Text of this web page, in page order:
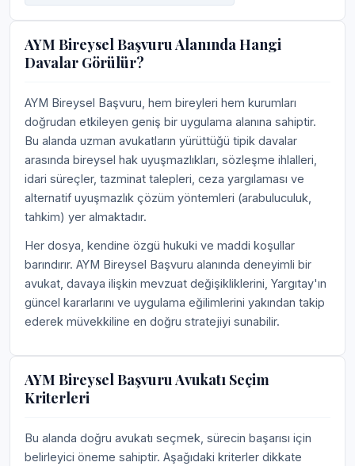
AYM Bireysel Başvuru Alanında Hangi
Davalar Görülür?
AYM Bireysel Başvuru, hem bireyleri hem kurumları
doğrudan etkileyen geniş bir uygulama alanına sahiptir.
Bu alanda uzman avukatların yürüttüğü tipik davalar
arasında bireysel hak uyuşmazlıkları, sözleşme ihlalleri,
idari süreçler, tazminat talepleri, ceza yargılaması ve
alternatif uyuşmazlık çözüm yöntemleri (arabuluculuk,
tahkim) yer almaktadır.
Her dosya, kendine özgü hukuki ve maddi koşullar
barındırır. AYM Bireysel Başvuru alanında deneyimli bir
avukat, davaya ilişkin mevzuat değişikliklerini, Yargıtay'ın
güncel kararlarını ve uygulama eğilimlerini yakından takip
ederek müvekkiline en doğru stratejiyi sunabilir.
AYM Bireysel Başvuru Avukatı Seçim
Kriterleri
Bu alanda doğru avukatı seçmek, sürecin başarısı için
belirleyici öneme sahiptir. Aşağıdaki kriterler dikkate